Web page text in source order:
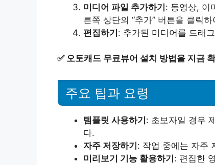
미디어 파일 추가하기: 동영상, 이
른쪽 상단의 “추가” 버튼을 클릭
편집하기: 추가된 미디어를 드래
✅ 오토캐드 무료뷰어 설치 방법을 지금
주요 팁과 요령
템플릿 사용하기: 초보자일 경우
다.
자주 저장하기: 작업 중에는 자주
미리보기 기능 활용하기: 편집한